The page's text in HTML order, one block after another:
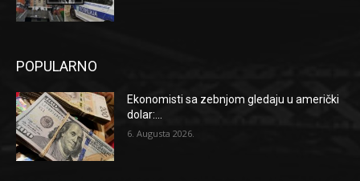
POPULARNO
Ekonomisti sa zebnjom gledaju u američki
dolar:...
6. Augusta 2026.